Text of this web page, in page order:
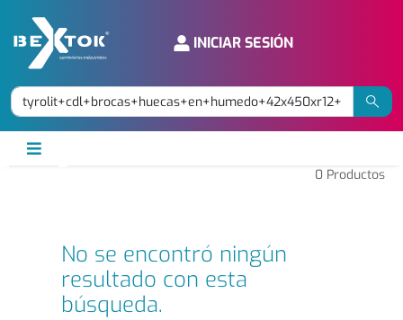
INICIAR SESIÓN
0 Productos
No se encontró ningún
resultado con esta
búsqueda.